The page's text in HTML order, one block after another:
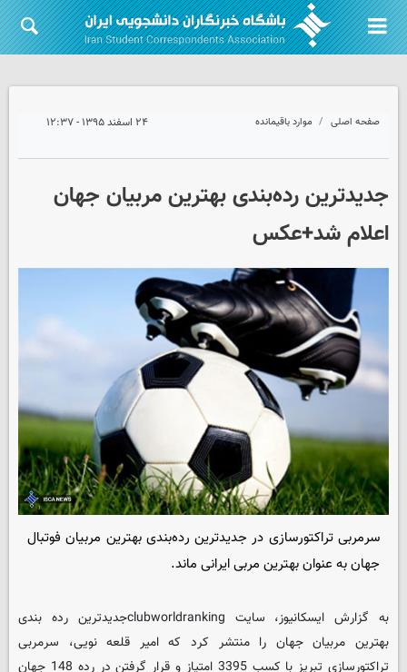
صفحه اصلی موارد باقیمانده ۲۴ اسفند ۱۳۹۵ - ۱۲:۳۷
جدیدترین رده‌بندی بهترین مربیان جهان
اعلام شد+عکس
سرمربی تراکتورسازی در جدیدترین رده‌بندی بهترین مربیان فوتبال
جهان به عنوان بهترین مربی ایرانی ماند.
به گزارش ایسکانیوز، سایت clubworldrankingجدیدترین رده بندی
بهترین مربیان جهان را منتشر کرد که امیر قلعه نویی، سرمربی
تراکتورسازی تبریز با کسب 3395 امتیاز و قرار گرفتن در رده 148 جهان